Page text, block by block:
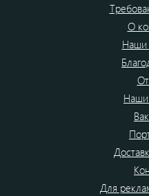
О
Наши
Для